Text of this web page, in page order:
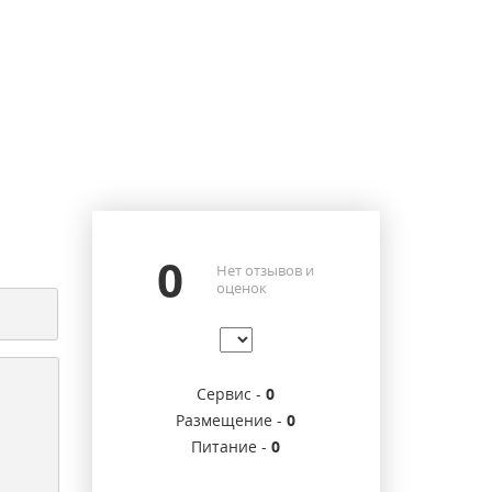
0
Нет отзывов и
оценок
Сервис -0
Размещение -0
Питание -0